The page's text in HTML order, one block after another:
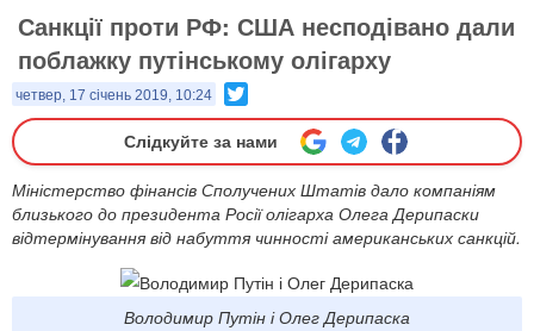
Санкції проти РФ: США несподівано дали
поблажку путінському олігарху
четвер, 17 січень 2019, 10:24
Слідкуйте за нами
Міністерство фінансів Сполучених Штатів дало компаніям
близького до президента Росії олігарха Олега Дерипаски
відтермінування від набуття чинності американських санкцій.
Володимир Путін і Олег Дерипаска